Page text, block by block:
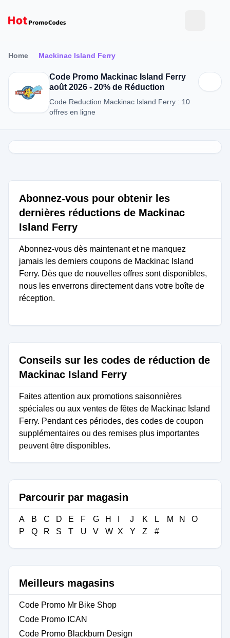
Home Mackinac Island Ferry
Code Promo Mackinac Island Ferry
août 2026 - 20% de Réduction
Code Reduction Mackinac Island Ferry : 10
offres en ligne
Abonnez-vous pour obtenir les
dernières réductions de Mackinac
Island Ferry
Abonnez-vous dès maintenant et ne manquez
jamais les derniers coupons de Mackinac Island
Ferry. Dès que de nouvelles offres sont disponibles,
nous les enverrons directement dans votre boîte de
réception.
Conseils sur les codes de réduction de
Mackinac Island Ferry
Faites attention aux promotions saisonnières
spéciales ou aux ventes de fêtes de Mackinac Island
Ferry. Pendant ces périodes, des codes de coupon
supplémentaires ou des remises plus importantes
peuvent être disponibles.
Parcourir par magasin
A B C D E F G H J K L M N
O
P
Q R S T U V W X Y Z #
Meilleurs magasins
Code Promo Mr Bike Shop
Code Promo ICAN
Code Promo Blackburn Design